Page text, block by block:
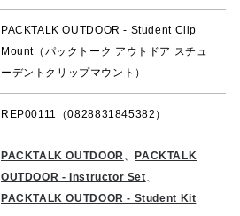
PACKTALK OUTDOOR - Student Clip
Mount（パックトーク アウトドア スチュ
ーデントクリップマウント）
REP00111（0828831845382）
PACKTALK OUTDOOR、
PACKTALK
OUTDOOR - Instructor Set、
PACKTALK OUTDOOR - Student Kit